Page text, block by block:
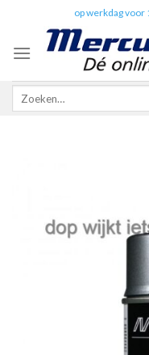
content
op werkdag voor
Zoeken